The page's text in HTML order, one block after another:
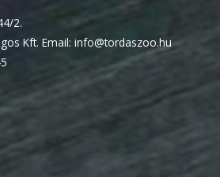
2.
Kft. Email: info@tordaszoo.hu